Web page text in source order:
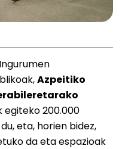
Azpeitiko
egiteko 200.000
eta, horien bidez,
da eta espazioak